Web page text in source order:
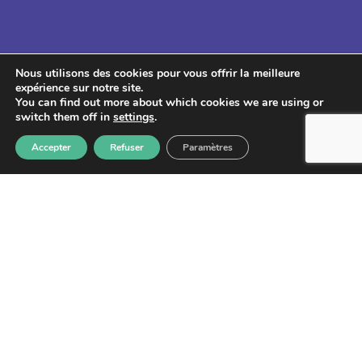
Lettre d'information
Nous utilisons des cookies pour vous offrir la meilleure
expérience sur notre site.
You can find out more about which cookies we are using or
switch them off in settings.
Accepter Refuser Paramètres